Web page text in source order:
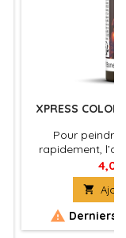
XPRESS
Pour peindre
rapidement,
Xpress Color,
une
permettent de
4,05

 Derniers